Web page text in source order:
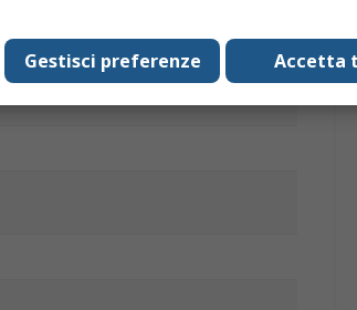
Accetta
Gestisci preferenze